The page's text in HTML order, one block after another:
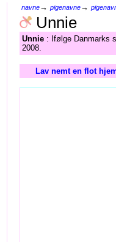
navne→ pigenavne→
Unnie
Unnie : Ifølge Danmarks
2008.
Lav nemt en flot